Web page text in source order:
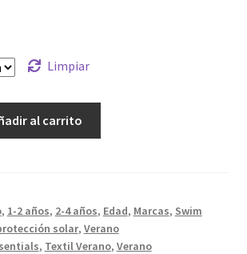
Limpiar
al carrito
, 1-2 años, 2-4 años, Edad, Marcas, Swim
solar, Verano
, Textil Verano, Verano